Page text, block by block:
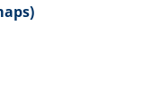
)